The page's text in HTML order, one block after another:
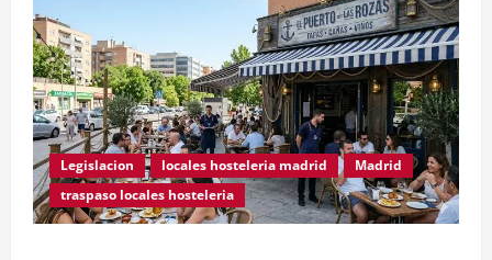
Legislacion locales hosteleria madrid
Madrid
traspaso locales hosteleria